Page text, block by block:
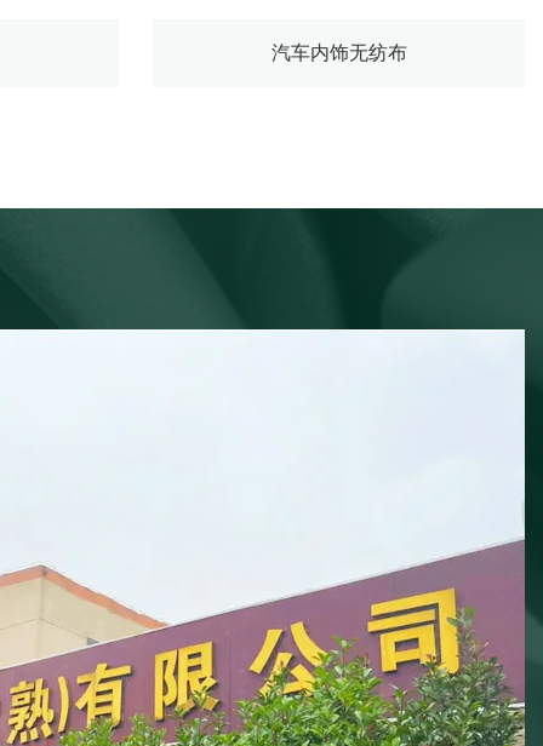
汽车内饰无纺布